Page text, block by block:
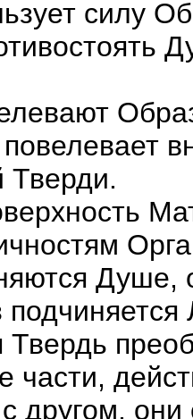
силу
Тверди.
Душе,
части,
с другом,